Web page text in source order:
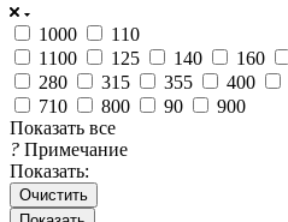
1000
110
1100
125 140 160
280
315 355 400
710
800 90
900
Показать все
? Примечание
Показать:
Очистить